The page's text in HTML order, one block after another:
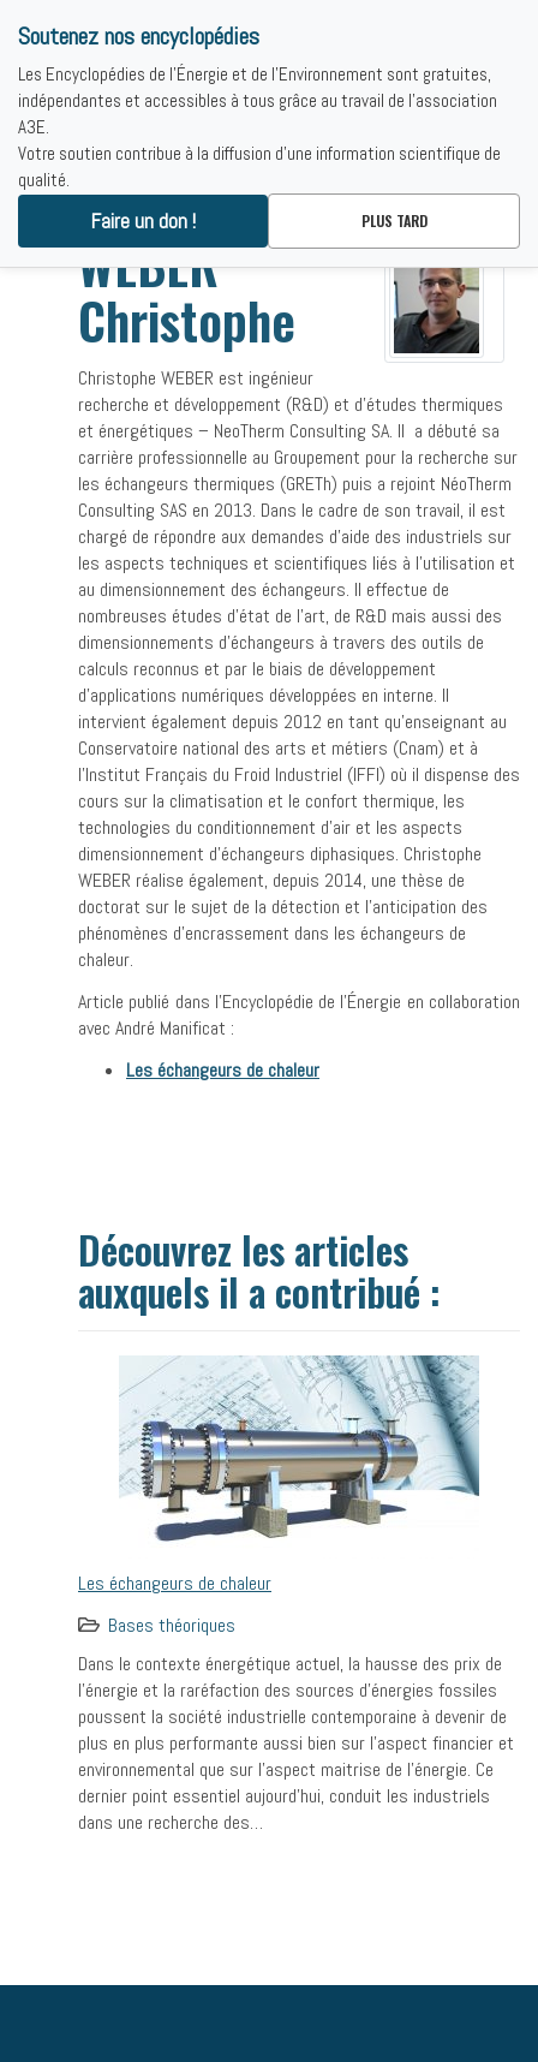
WEBER Christophe
WEBER
Christophe
Christophe WEBER est ingénieur
recherche et développement (R&D) et d’études thermiques
et énergétiques – NeoTherm Consulting SA. Il a débuté sa
carrière professionnelle au Groupement pour la recherche sur
les échangeurs thermiques (GRETh) puis a rejoint NéoTherm
Consulting SAS en 2013. Dans le cadre de son travail, il est
chargé de répondre aux demandes d’aide des industriels sur
les aspects techniques et scientifiques liés à l’utilisation et
au dimensionnement des échangeurs. Il effectue de
nombreuses études d’état de l’art, de R&D mais aussi des
dimensionnements d’échangeurs à travers des outils de
calculs reconnus et par le biais de développement
d’applications numériques développées en interne. Il
intervient également depuis 2012 en tant qu’enseignant au
Conservatoire national des arts et métiers (Cnam) et à
l’Institut Français du Froid Industriel (IFFI) où il dispense des
cours sur la climatisation et le confort thermique, les
technologies du conditionnement d’air et les aspects
dimensionnement d’échangeurs diphasiques. Christophe
WEBER réalise également, depuis 2014, une thèse de
doctorat sur le sujet de la détection et l’anticipation des
phénomènes d’encrassement dans les échangeurs de
chaleur.
Article publié dans l’Encyclopédie de l’Énergie en collaboration
avec André Manificat :
Les échangeurs de chaleur
Découvrez les articles
auxquels il a contribué :
Les échangeurs de chaleur
Bases théoriques
Dans le contexte énergétique actuel, la hausse des prix de
l’énergie et la raréfaction des sources d’énergies fossiles
poussent la société industrielle contemporaine à devenir de
plus en plus performante aussi bien sur l’aspect financier et
environnemental que sur l’aspect maitrise de l’énergie. Ce
dernier point essentiel aujourd’hui, conduit les industriels
dans une recherche des…
Soutenez nos encyclopédies
Les Encyclopédies de l'Énergie et de l'Environnement sont gratuites,
indépendantes et accessibles à tous grâce au travail de l'association
A3E.
Votre soutien contribue à la diffusion d'une information scientifique de
qualité.
Faire un don ! PLUS TARD